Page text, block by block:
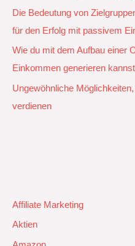
Die Bedeutung von
für den Erfolg mit passivem
Wie du mit dem Aufbau einer
Einkommen generieren kannst
Ungewöhnliche
verdienen
Affiliate Marketing
Aktien